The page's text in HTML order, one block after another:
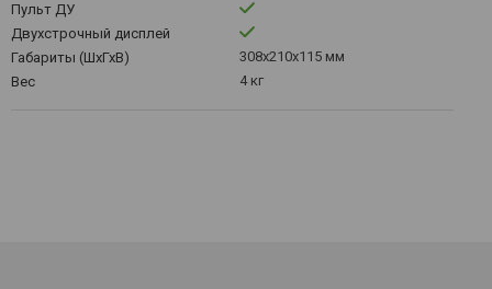
Пульт ДУ
Двухстрочный дисплей
Габариты (ШхГхВ)
308x210x115 мм
Вес
4 кг